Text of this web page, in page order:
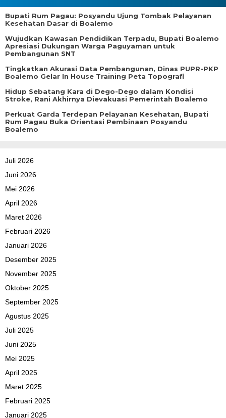
Bupati Rum Pagau: Posyandu Ujung Tombak Pelayanan
Kesehatan Dasar di Boalemo
Wujudkan Kawasan Pendidikan Terpadu, Bupati Boalemo
Apresiasi Dukungan Warga Paguyaman untuk
Pembangunan SNT
Tingkatkan Akurasi Data Pembangunan, Dinas PUPR-PKP
Boalemo Gelar In House Training Peta Topografi
Hidup Sebatang Kara di Dego-Dego dalam Kondisi
Stroke, Rani Akhirnya Dievakuasi Pemerintah Boalemo
Perkuat Garda Terdepan Pelayanan Kesehatan, Bupati
Rum Pagau Buka Orientasi Pembinaan Posyandu
Boalemo
Juli 2026
Juni 2026
Mei 2026
April 2026
Maret 2026
Februari 2026
Januari 2026
Desember 2025
November 2025
Oktober 2025
September 2025
Agustus 2025
Juli 2025
Juni 2025
Mei 2025
April 2025
Maret 2025
Februari 2025
Januari 2025